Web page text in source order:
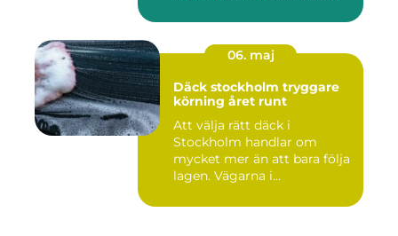
06. maj
Däck stockholm tryggare
körning året runt
Att välja rätt däck i
Stockholm handlar om
mycket mer än att bara följa
lagen. Vägarna i